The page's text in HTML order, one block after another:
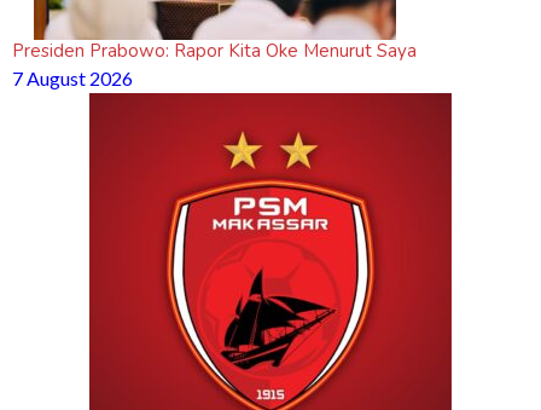
Presiden Prabowo: Rapor Kita Oke Menurut Saya
7 August 2026